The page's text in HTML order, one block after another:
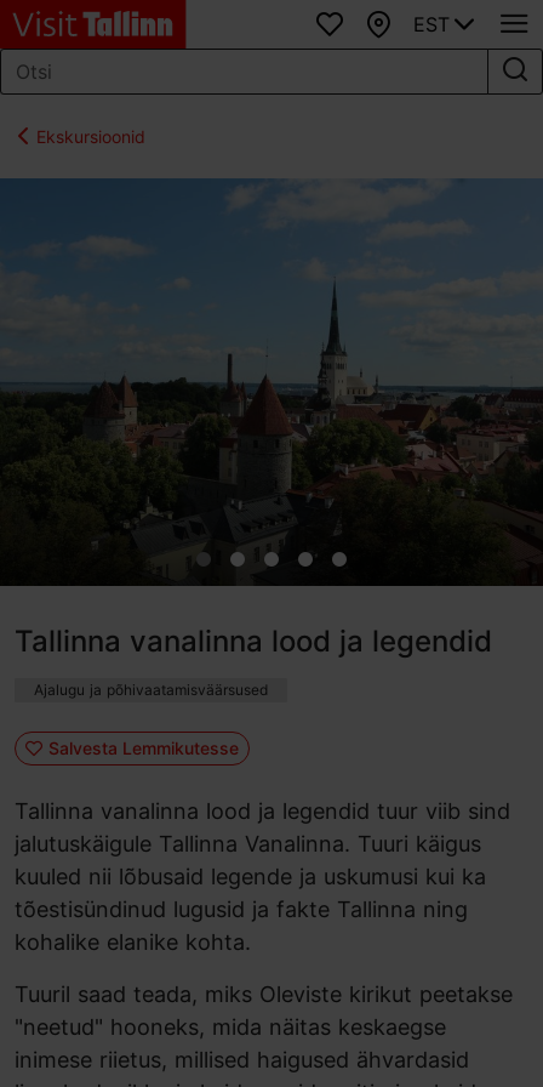
Lemmikud
Kaart
EST
Ekskursioonid
Tallinna vanalinna lood ja legendid
Ajalugu ja põhivaatamisväärsused
Salvesta Lemmikutesse
Tallinna vanalinna lood ja legendid tuur viib sind
jalutuskäigule Tallinna Vanalinna. Tuuri käigus
kuuled nii lõbusaid legende ja uskumusi kui ka
tõestisündinud lugusid ja fakte Tallinna ning
kohalike elanike kohta.
Tuuril saad teada, miks Oleviste kirikut peetakse
"neetud" hooneks, mida näitas keskaegse
inimese riietus, millised haigused ähvardasid